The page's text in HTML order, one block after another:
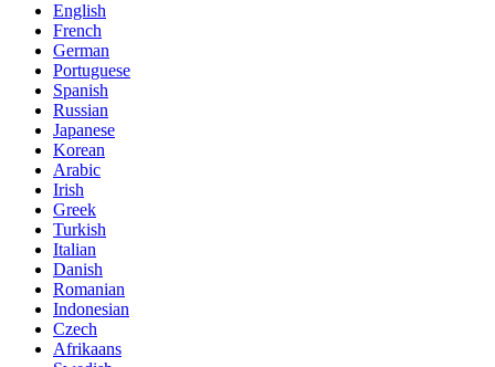
English
French
German
Portuguese
Spanish
Russian
Japanese
Korean
Arabic
Irish
Greek
Turkish
Italian
Danish
Romanian
Indonesian
Czech
Afrikaans